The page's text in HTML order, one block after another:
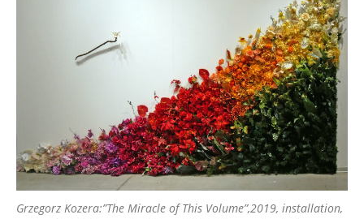
Grzegorz Kozera:”The Miracle of This Volume”,2019, installation,